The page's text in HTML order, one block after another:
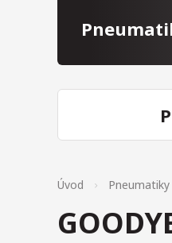
Úvod Pneumatiky